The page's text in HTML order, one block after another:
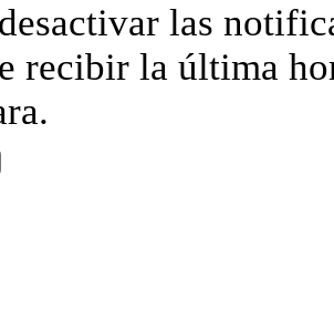
las
recibir la última